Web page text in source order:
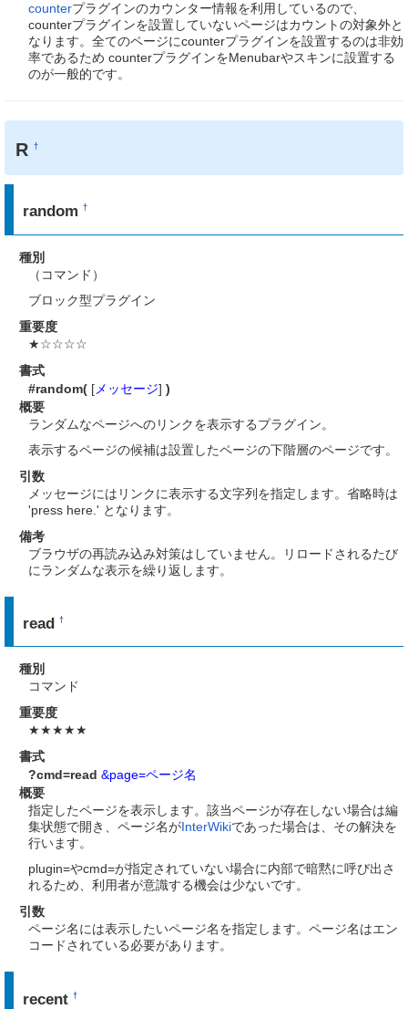
counterプラグインのカウンター情報を利用しているので、
counterプラグインを設置していないページはカウントの対象外と
なります。全てのページにcounterプラグインを設置するのは非効
率であるため counterプラグインをMenubarやスキンに設置する
のが一般的です。
R†
random†
種別
（コマンド）
ブロック型プラグイン
重要度
★☆☆☆☆
書式
#random( [ メッセージ] )
概要
ランダムなページへのリンクを表示するプラグイン。
表示するページの候補は設置したページの下階層のページです。
引数
メッセージにはリンクに表示する文字列を指定します。省略時は
'press here.' となります。
備考
ブラウザの再読み込み対策はしていません。リロードされるたび
にランダムな表示を繰り返します。
read†
種別
コマンド
重要度
★★★★★
書式
?cmd=read &page=ページ名
概要
指定したページを表示します。該当ページが存在しない場合は編
集状態で開き、ページ名がInterWikiであった場合は、その解決を
行います。
plugin=やcmd=が指定されていない場合に内部で暗黙に呼び出さ
れるため、利用者が意識する機会は少ないです。
引数
ページ名には表示したいページ名を指定します。ページ名はエン
コードされている必要があります。
recent†